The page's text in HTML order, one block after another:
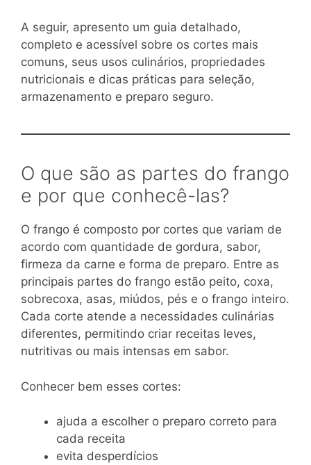
A seguir, apresento um guia detalhado,
completo e acessível sobre os cortes mais
comuns, seus usos culinários, propriedades
nutricionais e dicas práticas para seleção,
armazenamento e preparo seguro.
O que são as partes do frango
e por que conhecê-las?
O frango é composto por cortes que variam de
acordo com quantidade de gordura, sabor,
firmeza da carne e forma de preparo. Entre as
principais partes do frango estão peito, coxa,
sobrecoxa, asas, miúdos, pés e o frango inteiro.
Cada corte atende a necessidades culinárias
diferentes, permitindo criar receitas leves,
nutritivas ou mais intensas em sabor.
Conhecer bem esses cortes:
ajuda a escolher o preparo correto para
cada receita
evita desperdícios